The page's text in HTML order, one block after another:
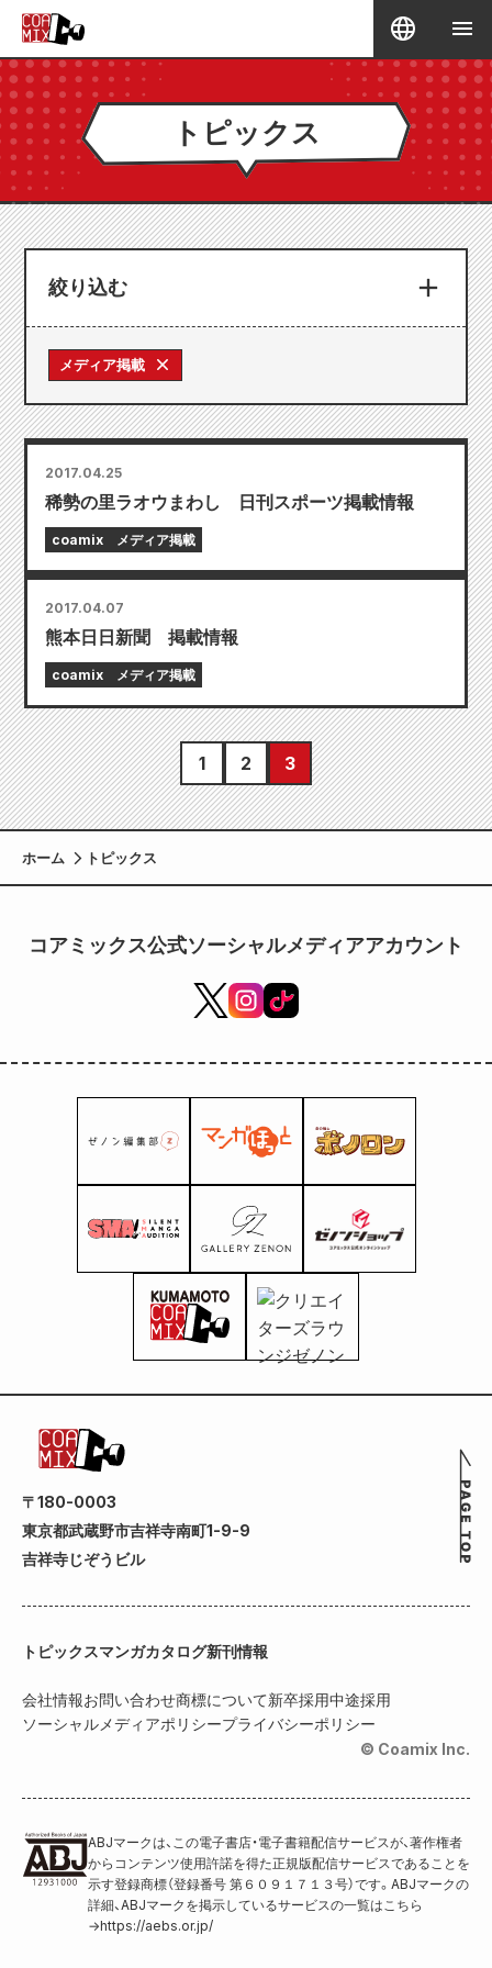
トピックス
絞り込む
メディア掲載
2017.04.25
稀勢の里ラオウまわし 日刊スポーツ掲載情報
coamix メディア掲載
2017.04.07
熊本日日新聞 掲載情報
coamix メディア掲載
1 2 3
ホーム トピックス
コアミックス公式ソーシャルメディアアカウント
〒180-0003
東京都武蔵野市吉祥寺南町1-9-9
吉祥寺じぞうビル
トピックスマンガカタログ新刊情報
会社情報お問い合わせ商標について新卒採用中途採用
ソーシャルメディアポリシープライバシーポリシー
© Coamix Inc.
ABJマークは、この電子書店・電子書籍配信サービスが、著作権者
からコンテンツ使用許諾を得た正規版配信サービスであることを
示す登録商標（登録番号 第６０９１７１３号）です。ABJマークの
詳細、ABJマークを掲示しているサービスの一覧はこちら
→https://aebs.or.jp/